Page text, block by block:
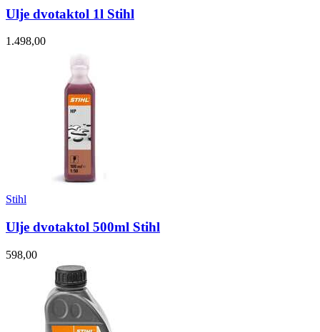
Ulje dvotaktol 1l Stihl
1.498,00
Stihl
Ulje dvotaktol 500ml Stihl
598,00